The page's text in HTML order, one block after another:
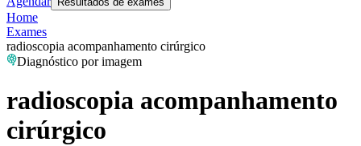
Home
Exames
radioscopia acompanhamento cirúrgico
Diagnóstico por imagem
radioscopia acompanhamento
cirúrgico